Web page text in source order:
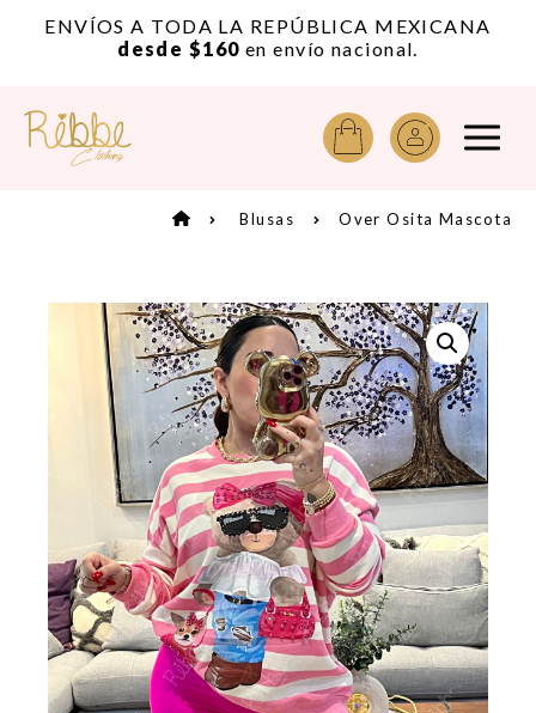
ENVÍOS A TODA LA REPÚBLICA MEXICANA
desde $160 en envío nacional.
Blusas Over Osita Mascota